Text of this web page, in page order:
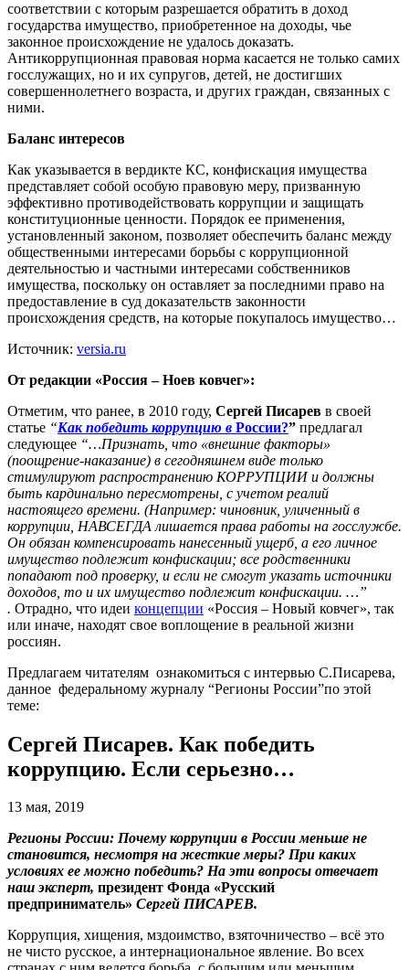
соответствии с которым разрешается обратить в доход
государства имущество, приобретенное на доходы, чье
законное происхождение не удалось доказать.
Антикоррупционная правовая норма касается не только самих
госслужащих, но и их супругов, детей, не достигших
совершеннолетнего возраста, и других граждан, связанных с
ними.
Баланс интересов
Как указывается в вердикте КС, конфискация имущества
представляет собой особую правовую меру, призванную
эффективно противодействовать коррупции и защищать
конституционные ценности. Порядок ее применения,
установленный законом, позволяет обеспечить баланс между
общественными интересами борьбы с коррупционной
деятельностью и частными интересами собственников
имущества, поскольку он оставляет за последними право на
предоставление в суд доказательств законности
происхождения средств, на которые покупалось имущество…
Источник: versia.ru
От редакции «Россия – Ноев ковчег»:
Отметим, что ранее, в 2010 году, Сергей Писарев в своей
статье “Как победить коррупцию в России?” предлагал
следующее “…Признать, что «внешние факторы»
(поощрение-наказание) в сегодняшнем виде только
стимулируют распространению КОРРУПЦИИ и должны
быть кардинально пересмотрены, с учетом реалий
настоящего времени. (Например: чиновник, уличенный в
коррупции, НАВСЕГДА лишается права работы на госслужбе.
Он обязан компенсировать нанесенный ущерб, а его личное
имущество подлежит конфискации; все родственники
попадают под проверку, и если не смогут указать источники
доходов, то и их имущество подлежит конфискации. …”
. Отрадно, что идеи концепции «Россия – Новый ковчег», так
или иначе, находят свое воплощение в реальной жизни
россиян.
Предлагаем читателям ознакомиться с интервью С.Писарева,
данное федеральному журналу “Регионы России”по этой
теме:
Сергей Писарев. Как победить
коррупцию. Если серьезно…
13 мая, 2019
Регионы России: Почему коррупции в России меньше не
становится, несмотря на жесткие меры? При каких
условиях ее можно победить? На эти вопросы отвечает
наш эксперт, президент Фонда «Русский
предприниматель» Сергей ПИСАРЕВ.
Коррупция, хищения, мздоимство, взяточничество – всё это
не чисто русское, а интернациональное явление. Во всех